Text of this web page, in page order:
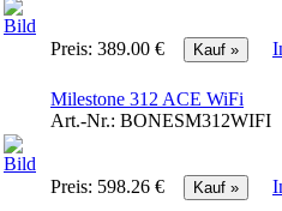
Preis: 389.00 €
Milestone 312 ACE WiFi
Art.-Nr.: BONESM312WIFI
Preis: 598.26 €